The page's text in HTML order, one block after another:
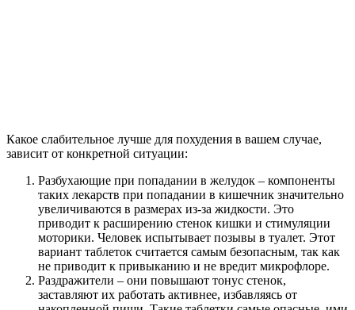
Какое слабительное лучше для похудения в вашем случае,
зависит от конкретной ситуации:
Разбухающие при попадании в желудок – компоненты
таких лекарств при попадании в кишечник значительно
увеличиваются в размерах из-за жидкости. Это
приводит к расширению стенок кишки и стимуляции
моторики. Человек испытывает позывы в туалет. Этот
вариант таблеток считается самым безопасным, так как
не приводит к привыканию и не вредит микрофлоре.
Раздражители – они повышают тонус стенок,
заставляют их работать активнее, избавляясь от